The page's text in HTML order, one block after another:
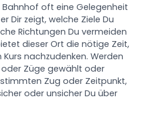
oft eine Gelegenheit
Dir zeigt, welche Ziele Du
Richtungen Du vermeiden
dieser Ort die nötige Zeit,
nachzudenken. Werden
Züge gewählt oder
Zug oder Zeitpunkt,
oder unsicher Du über